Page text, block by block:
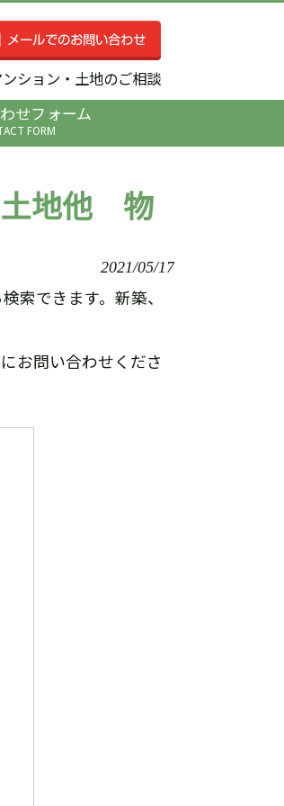
ション・土地のご相談
せフォーム
FORM
土地他 物
2021/05/17
できます。新築、
お問い合わせくださ